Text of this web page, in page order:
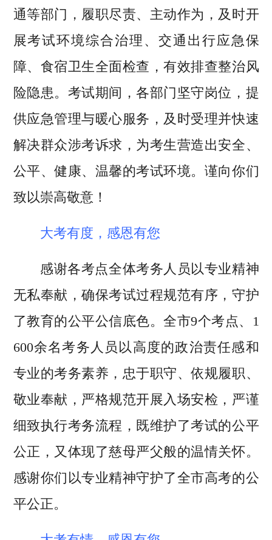
通等部门，履职尽责、主动作为，及时开
展考试环境综合治理、交通出行应急保
障、食宿卫生全面检查，有效排查整治风
险隐患。考试期间，各部门坚守岗位，提
供应急管理与暖心服务，及时受理并快速
解决群众涉考诉求，为考生营造出安全、
公平、健康、温馨的考试环境。谨向你们
致以崇高敬意！
大考有度，感恩有您
感谢各考点全体考务人员以专业精神
无私奉献，确保考试过程规范有序，守护
了教育的公平公信底色。全市9个考点、1
600余名考务人员以高度的政治责任感和
专业的考务素养，忠于职守、依规履职、
敬业奉献，严格规范开展入场安检，严谨
细致执行考务流程，既维护了考试的公平
公正，又体现了慈母严父般的温情关怀。
感谢你们以专业精神守护了全市高考的公
平公正。